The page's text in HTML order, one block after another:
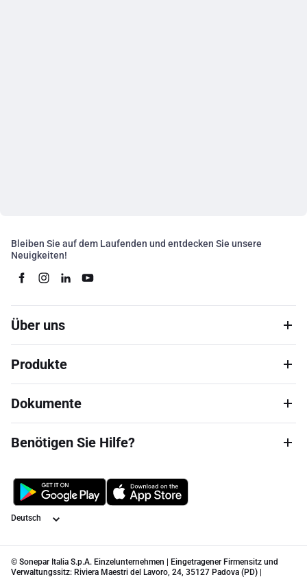
Bleiben Sie auf dem Laufenden und entdecken Sie unsere
Neuigkeiten!
Über uns
Produkte
Dokumente
Benötigen Sie Hilfe?
Sprache
© Sonepar Italia S.p.A. Einzelunternehmen | Eingetragener Firmensitz und
Verwaltungssitz: Riviera Maestri del Lavoro, 24, 35127 Padova (PD) |